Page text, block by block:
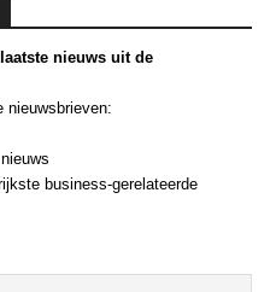
nieuws uit de
nieuwsbrieven:
business-gerelateerde